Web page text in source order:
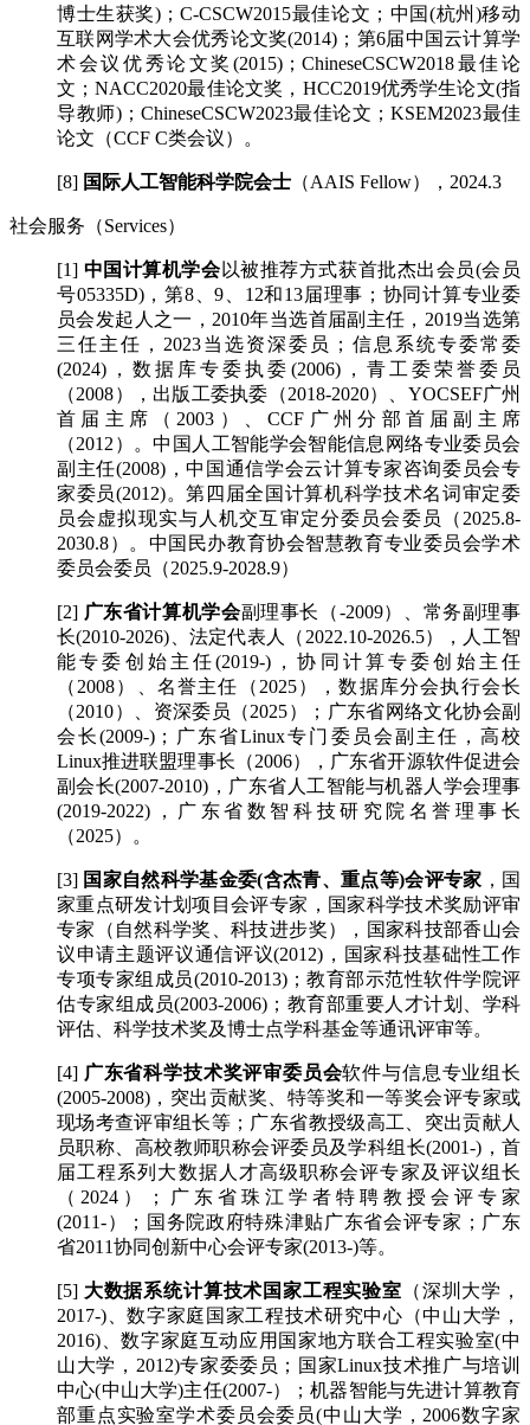
博士生获奖)；C-CSCW2015最佳论文；中国(杭州)移动
互联网学术大会优秀论文奖(2014)；第6届中国云计算学
术会议优秀论文奖(2015)；ChineseCSCW2018最佳论
文；NACC2020最佳论文奖，HCC2019优秀学生论文(指
导教师)；ChineseCSCW2023最佳论文；KSEM2023最佳
论文（CCF C类会议）
。
[8] 国际人工智能科学院会士 （AAIS Fellow），2024.3
社会服务（Services）
[1] 中国计算机学会以被推荐方式获首批杰出会员(会员
号05335D)，第8、9、12和13届理事；协同计算专业委
员会发起人之一，2010年当选首届副主任，2019当选第
三任主任，2023当选资深委员；信息系统专委常委
(2024)，数据库专委执委(2006)，青工委荣誉委员
（2008），出版工委执委（2018-2020）、YOCSEF广州
首届主席（2003）、CCF广州分部首届副主席
（2012）。中国人工智能学会智能信息网络专业委员会
副主任(2008)，中国通信学会云计算专家咨询委员会专
家委员(2012)。第四届全国计算机科学技术名词审定委
员会虚拟现实与人机交互审定分委员会委员（2025.8-
2030.8）。中国民办教育协会智慧教育专业委员会学术
委员会委员（2025.9-2028.9）
[2] 广东省计算机学会副理事长（-2009）、常务副理事
长(2010-2026)、法定代表人（2022.10-2026.5），人工智
能专委创始主任(2019-)，协同计算专委创始主任
（2008）、名誉主任（2025），数据库分会执行会长
（2010）、资深委员（2025）；广东省网络文化协会副
会长(2009-)；广东省Linux专门委员会副主任，高校
Linux推进联盟理事长（2006），广东省开源软件促进会
副会长(2007-2010)，广东省人工智能与机器人学会理事
(2019-2022)，广东省数智科技研究院名誉理事长
（2025）。
[3] 国家自然科学基金委(含杰青、重点等)会评专家 ，国
家重点研发计划项目会评专家，国家科学技术奖励评审
专家（自然科学奖、科技进步奖），国家科技部香山会
议申请主题评议通信评议(2012)，国家科技基础性工作
专项专家组成员(2010-2013)；教育部示范性软件学院评
估专家组成员(2003-2006)；教育部重要人才计划、学科
评估、科学技术奖及博士点学科基金等通讯评审等。
[4] 广东省科学技术奖评审委员会软件与信息专业组长
(2005-2008)，突出贡献奖、特等奖和一等奖会评专家或
现场考查评审组长等；广东省教授级高工、突出贡献人
员职称、高校教师职称会评委员及学科组长(2001-)，首
届工程系列大数据人才高级职称会评专家及评议组长
（2024）；广东省珠江学者特聘教授会评专家
(2011-）；国务院政府特殊津贴广东省会评专家；广东
省2011协同创新中心会评专家(2013-)等。
[5] 大数据系统计算技术国家工程实验室 （深圳大学，
2017-)、数字家庭国家工程技术研究中心（中山大学，
2016)、数字家庭互动应用国家地方联合工程实验室(中
山大学，2012)专家委委员；国家Linux技术推广与培训
中心(中山大学)主任(2007-）；机器智能与先进计算教育
部重点实验室学术委员会委员(中山大学，2006数字家